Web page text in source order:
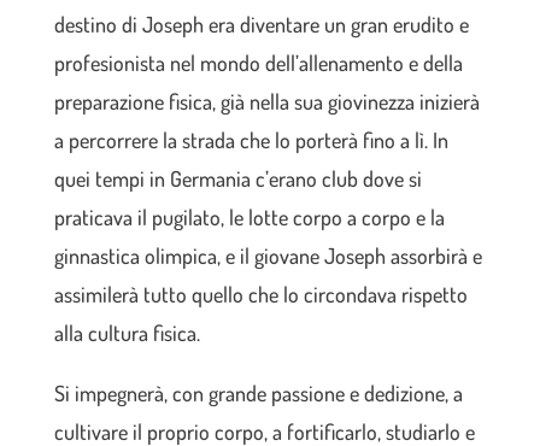
destino di Joseph era diventare un gran erudito e
profesionista nel mondo dell’allenamento e della
preparazione fisica, già nella sua giovinezza inizierà
a percorrere la strada che lo porterà fino a lì. In
quei tempi in Germania c’erano club dove si
praticava il pugilato, le lotte corpo a corpo e la
ginnastica olimpica, e il giovane Joseph assorbirà e
assimilerà tutto quello che lo circondava rispetto
alla cultura fisica.
Si impegnerà, con grande passione e dedizione, a
cultivare il proprio corpo, a fortificarlo, studiarlo e